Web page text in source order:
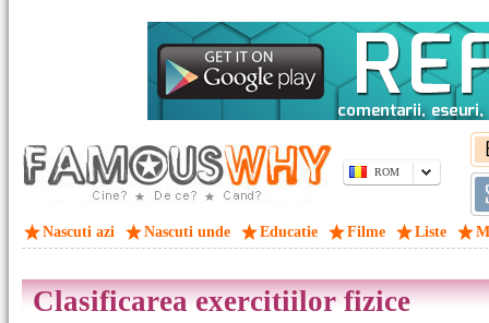
ROM
Nascuti azi Nascuti unde Educatie Filme Liste
Clasificarea exercitiilor fizice